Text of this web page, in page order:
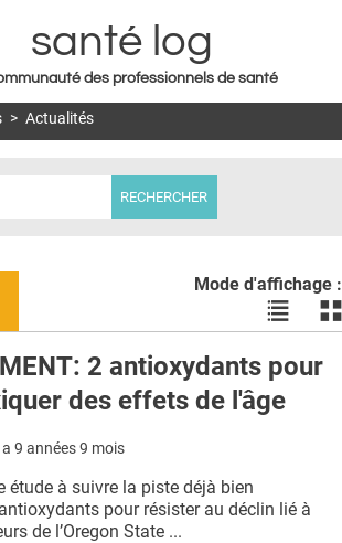
Jump to navigation
santé log
des professionnels de santé
> Actualités
Mode d'affichage :
Voir
les
en
liste
les
2 antioxydants pour
des effets de l'âge
9 années 9 mois
étude à suivre la piste déjà bien
pour résister au déclin lié à
de l’Oregon State ...